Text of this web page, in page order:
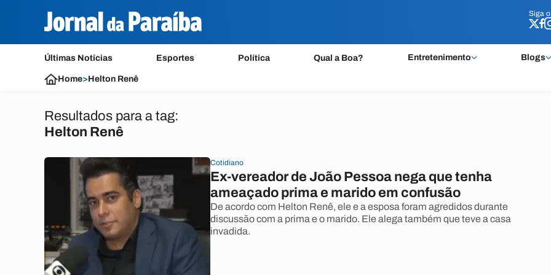
Siga o
Últimas Notícias Esportes Política Qual a Boa? Entretenimento Blogs
Siga o
Home>Helton Renê
Resultados para a tag:
Helton Renê
Cotidiano
Ex-vereador de João Pessoa nega que tenha
ameaçado prima e marido em confusão
De acordo com Helton Renê, ele e a esposa foram agredidos durante
discussão com a prima e o marido. Ele alega também que teve a casa
invadida.